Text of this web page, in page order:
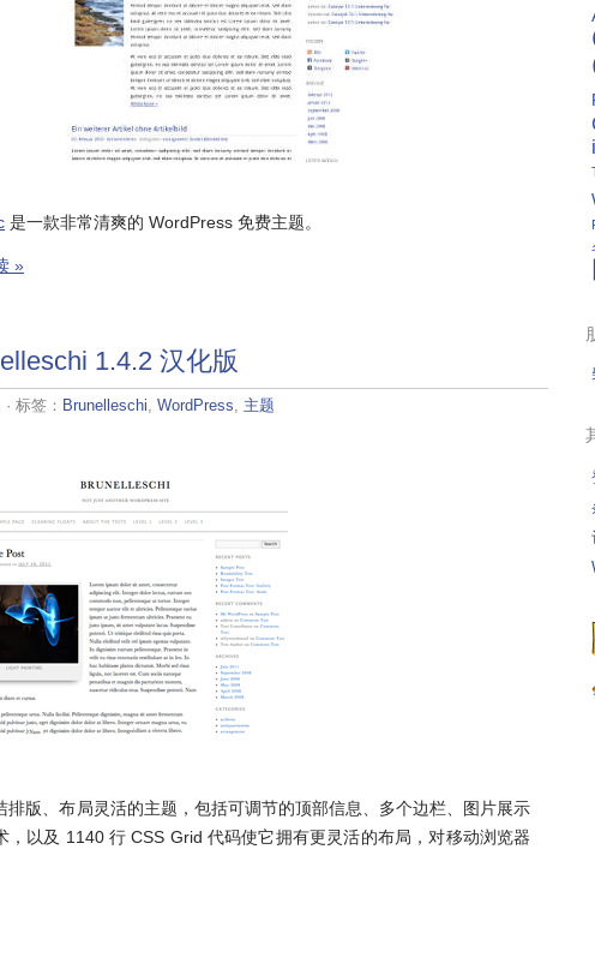
是一款非常清爽的 WordPress 免费主题。
»
1.4.2 汉化版
· 标签： Brunelleschi, WordPress, 主题
排版、布局灵活的主题，包括可调节的顶部信息、多个边栏、图片展示
以及 1140 行 CSS Grid 代码使它拥有更灵活的布局，对移动浏览器